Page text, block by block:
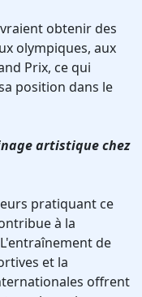
obtenir des
olympiques, aux
Prix, ce qui
position dans le
artistique chez
pratiquant ce
à la
de
et la
offrent